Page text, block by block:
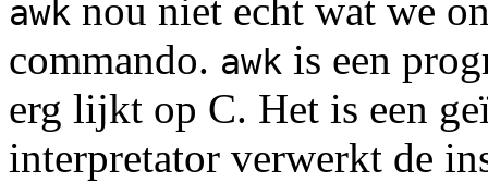
awk nou niet echt wat we
commando. awk is een
erg lijkt op C. Het is een
interpretator verwerkt de